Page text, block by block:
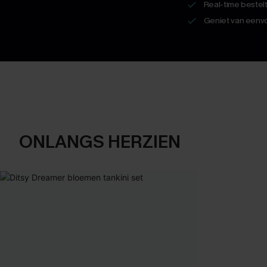
Real-time
Geniet van
ONLANGS HERZIEN